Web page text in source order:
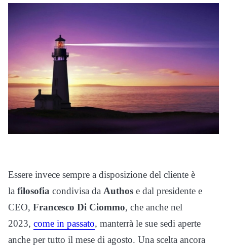
Essere invece sempre a disposizione del cliente è
la filosofia condivisa da Authos e dal presidente e
CEO, Francesco Di Ciommo, che anche nel
2023, come in passato, manterrà le sue sedi aperte
anche per tutto il mese di agosto. Una scelta ancora